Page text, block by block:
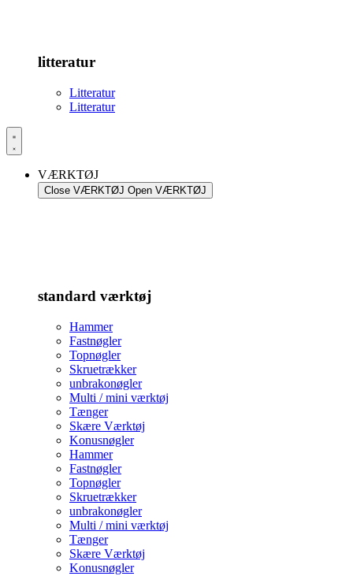
litteratur
Litteratur
Litteratur
VÆRKTØJ
Close VÆRKTØJ Open VÆRKTØJ
standard værktøj
Hammer
Fastnøgler
Topnøgler
Skruetrækker
unbrakonøgler
Multi / mini værktøj
Tænger
Skære Værktøj
Konusnøgler
Hammer
Fastnøgler
Topnøgler
Skruetrækker
unbrakonøgler
Multi / mini værktøj
Tænger
Skære Værktøj
Konusnøgler